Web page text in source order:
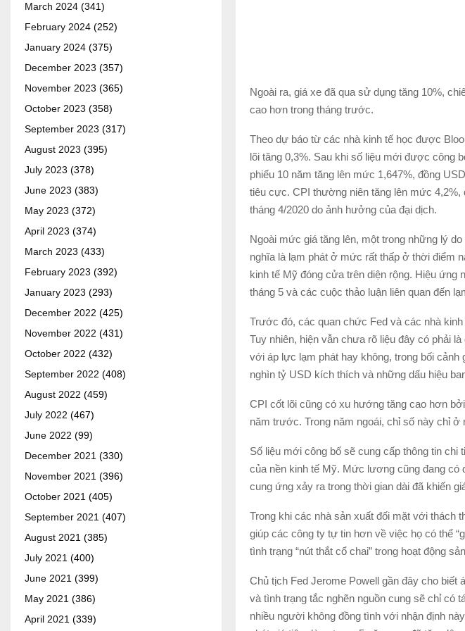
Ngoài ra, giá xe đã qua sử dụng tăng 10%,
cao hơn trong tháng trước.
Theo dự báo từ các nhà kinh tế học được
lõi tăng 0,3%. Sau khi số liệu mới được công
phiếu 10 năm tăng lên mức 1,647%, đồng
tiêu cực. CPI thường niên tăng lên mức
tháng 4/2020 do ảnh hưởng của đại dịch.
Ngoài mức giá tăng lên, một trong những lý
nghĩa là lạm phát ở mức rất thấp ở thời điểm
kinh tế Mỹ đóng cửa trên diện rộng. Hiệu ứng
tháng 5 và các cuộc thảo luận liên quan đến
Trước đó, các quan chức Fed và các nhà
Tuy nhiên, hiện vẫn chưa rõ liệu đây có phải
với áp lực lạm phát hay không, trong bối cảnh
nghìn tỷ USD kích thích và những dấu hiệu
CPI cốt lõi cũng có xu hướng tăng cao hơn
năm trước. Trong năm ngoái, chỉ số này chỉ
Số liệu mới công bố sẽ cung cấp thông tin
của nền kinh tế Mỹ. Mức lương cũng đang có
cung ứng xảy ra trong thời gian dài đã khiến
Trong khi các nhà sản xuất đối mặt với thách
giúp các công ty tự tin hơn về việc họ có thể
tình trạng “nút thắt cổ chai” trong hoạt động
Chủ tịch Fed Jerome Powell gần đây cho
và tình trạng tắc nghẽn nguồn cung sẽ chỉ có
nhiều người không đồng tình với nhận định
March 2024 (341)
February 2024 (252)
January 2024 (375)
December 2023 (357)
November 2023 (365)
October 2023 (358)
September 2023 (317)
August 2023 (395)
July 2023 (378)
June 2023 (383)
May 2023 (372)
April 2023 (374)
March 2023 (433)
February 2023 (392)
January 2023 (293)
December 2022 (425)
November 2022 (431)
October 2022 (432)
September 2022 (408)
August 2022 (459)
July 2022 (467)
June 2022 (99)
December 2021 (330)
November 2021 (396)
October 2021 (405)
September 2021 (407)
August 2021 (385)
July 2021 (400)
June 2021 (399)
May 2021 (386)
April 2021 (339)